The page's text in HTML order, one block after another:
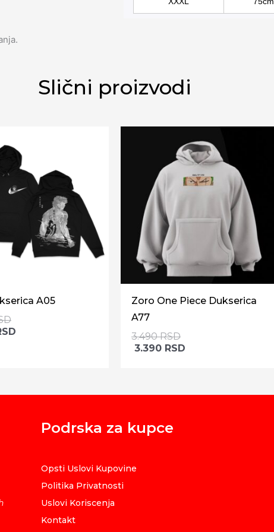
Slični proizvodi
A05
Zoro One Piece Dukserica
A77
3.490RSD
3.390 RSD
Podrska za kupce
Opsti Uslovi Kupovine
Politika Privatnosti
Uslovi Koriscenja
Kontakt